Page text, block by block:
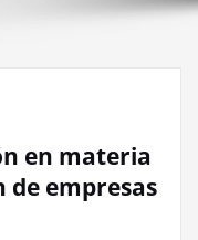
en materia
empresas